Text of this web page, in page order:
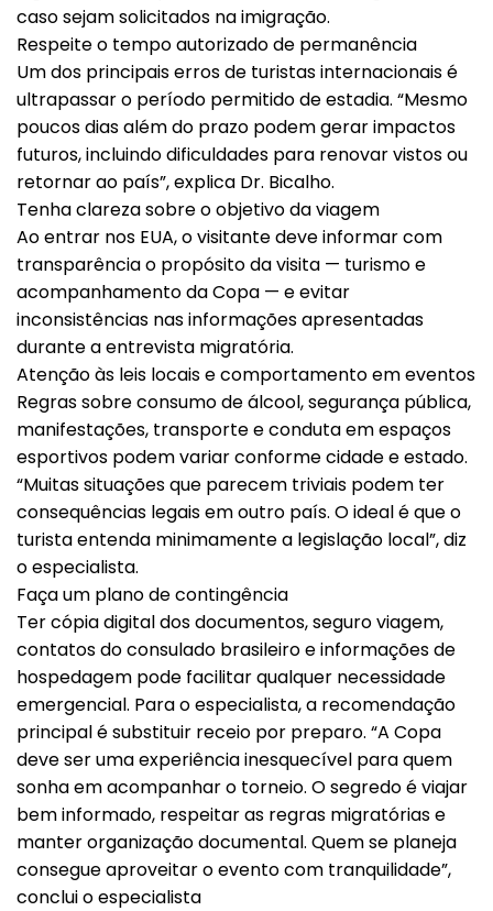
caso sejam solicitados na imigração.
Respeite o tempo autorizado de permanência
Um dos principais erros de turistas internacionais é
ultrapassar o período permitido de estadia. “Mesmo
poucos dias além do prazo podem gerar impactos
futuros, incluindo dificuldades para renovar vistos ou
retornar ao país”, explica Dr. Bicalho.
Tenha clareza sobre o objetivo da viagem
Ao entrar nos EUA, o visitante deve informar com
transparência o propósito da visita — turismo e
acompanhamento da Copa — e evitar
inconsistências nas informações apresentadas
durante a entrevista migratória.
Atenção às leis locais e comportamento em eventos
Regras sobre consumo de álcool, segurança pública,
manifestações, transporte e conduta em espaços
esportivos podem variar conforme cidade e estado.
“Muitas situações que parecem triviais podem ter
consequências legais em outro país. O ideal é que o
turista entenda minimamente a legislação local”, diz
o especialista.
Faça um plano de contingência
Ter cópia digital dos documentos, seguro viagem,
contatos do consulado brasileiro e informações de
hospedagem pode facilitar qualquer necessidade
emergencial. Para o especialista, a recomendação
principal é substituir receio por preparo. “A Copa
deve ser uma experiência inesquecível para quem
sonha em acompanhar o torneio. O segredo é viajar
bem informado, respeitar as regras migratórias e
manter organização documental. Quem se planeja
consegue aproveitar o evento com tranquilidade”,
conclui o especialista